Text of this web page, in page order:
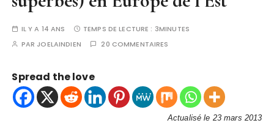
IL Y A 14 ANS TEMPS DE LECTURE : 3MINUTES
PAR JOELAINDIEN 20 COMMENTAIRES
Spread the love
Actualisé le 23 mars 2013